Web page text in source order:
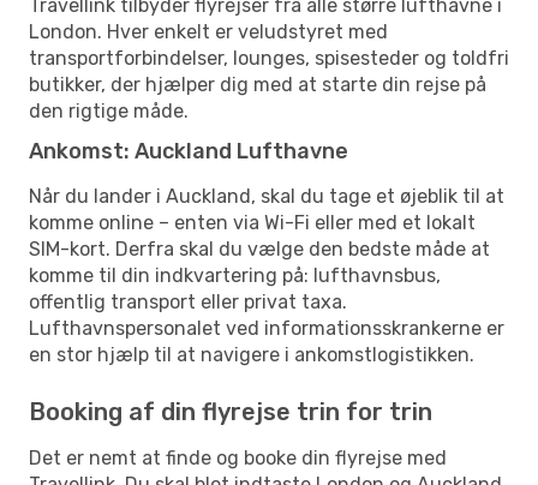
Travellink tilbyder flyrejser fra alle større lufthavne i
London. Hver enkelt er veludstyret med
transportforbindelser, lounges, spisesteder og toldfri
butikker, der hjælper dig med at starte din rejse på
den rigtige måde.
Ankomst: Auckland Lufthavne
Når du lander i Auckland, skal du tage et øjeblik til at
komme online – enten via Wi-Fi eller med et lokalt
SIM-kort. Derfra skal du vælge den bedste måde at
komme til din indkvartering på: lufthavnsbus,
offentlig transport eller privat taxa.
Lufthavnspersonalet ved informationsskrankerne er
en stor hjælp til at navigere i ankomstlogistikken.
Booking af din flyrejse trin for trin
Det er nemt at finde og booke din flyrejse med